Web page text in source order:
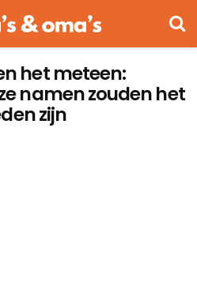
het meteen:
namen zouden het
zijn